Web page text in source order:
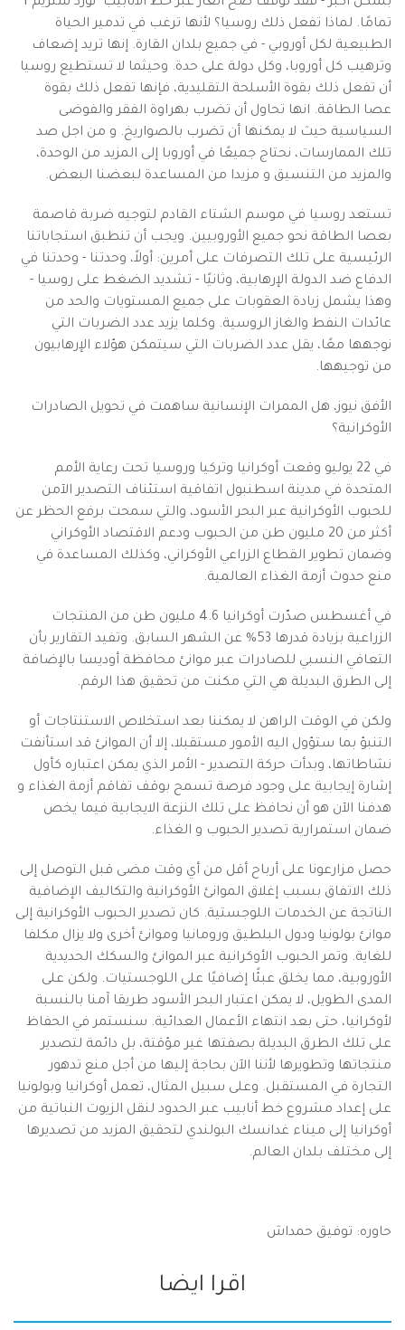
تمامًا. لماذا تفعل ذلك روسيا؟ لأنها ترغب في تدمير الحياة
الطبيعية لكل أوروبي - في جميع بلدان القارة. إنها تريد إضعاف
وترهيب كل أوروبا، وكل دولة على حدة. وحيثما لا تستطيع روسيا
أن تفعل ذلك بقوة الأسلحة التقليدية، فإنها تفعل ذلك بقوة
عصا الطاقة. انها تحاول أن تضرب بهراوة الفقر والفوضى
السياسية حيث لا يمكنها أن تضرب بالصواريخ. و من اجل صد
تلك الممارسات، نحتاج جميعًا في أوروبا إلى المزيد من الوحدة،
والمزيد من التنسيق و مزيدا من المساعدة لبعضنا البعض.
تستعد روسيا في موسم الشتاء القادم لتوجيه ضربة قاصمة
بعصا الطاقة نحو جميع الأوروبيين. ويجب أن تنطبق استجاباتنا
الرئيسية على تلك التصرفات على أمرين: أولاً، وحدتنا - وحدتنا في
الدفاع ضد الدولة الإرهابية، وثانيًا - تشديد الضغط على روسيا -
وهذا يشمل زيادة العقوبات على جميع المستويات والحد من
عائدات النفط والغاز الروسية. وكلما يزيد عدد الضربات التي
نوجهها معًا، يقل عدد الضربات التي سيتمكن هؤلاء الإرهابيون
من توجيهها.
الأفق نيوز، هل الممرات الإنسانية ساهمت في تحويل الصادرات
الأوكرانية؟
في 22 يوليو وقعت أوكرانيا وتركيا وروسيا تحت رعاية الأمم
المتحدة في مدينة اسطنبول اتفاقية استئناف التصدير الآمن
للحبوب الأوكرانية عبر البحر الأسود، والتي سمحت برفع الحظر عن
أكثر من 20 مليون طن من الحبوب ودعم الاقتصاد الأوكراني
وضمان تطوير القطاع الزراعي الأوكراني، وكذلك المساعدة في
منع حدوث أزمة الغذاء العالمية.
في أغسطس صدّرت أوكرانيا 4.6 مليون طن من المنتجات
الزراعية بزيادة قدرها 53% عن الشهر السابق. وتفيد التقارير بأن
التعافي النسبي للصادرات عبر موانئ محافظة أوديسا بالإضافة
إلى الطرق البديلة هي التي مكنت من تحقيق هذا الرقم.
ولكن في الوقت الراهن لا يمكننا بعد استخلاص الاستنتاجات أو
التنبؤ بما ستؤول اليه الأمور مستقبلا، إلا أن الموانئ قد استأنفت
نشاطاتها، وبدأت حركة التصدير - الأمر الذي يمكن اعتباره كأول
إشارة إيجابية على وجود فرصة تسمح بوقف تفاقم أزمة الغذاء و
هدفنا الآن هو أن نحافظ على تلك النزعة الايجابية فيما يخص
ضمان استمرارية تصدير الحبوب و الغذاء.
حصل مزارعونا على أرباح أقل من أي وقت مضى قبل التوصل إلى
ذلك الاتفاق بسبب إغلاق الموانئ الأوكرانية والتكاليف الإضافية
الناتجة عن الخدمات اللوجستية. كان تصدير الحبوب الأوكرانية إلى
موانئ بولونيا ودول البلطيق ورومانيا وموانئ أخرى ولا يزال مكلفا
للغاية. وتمر الحبوب الأوكرانية عبر الموانئ والسكك الحديدية
الأوروبية، مما يخلق عبئًا إضافيًا على اللوجستيات. ولكن على
المدى الطويل، لا يمكن اعتبار البحر الأسود طريقا آمنا بالنسبة
لأوكرانيا، حتى بعد انتهاء الأعمال العدائية. سنستمر في الحفاظ
على تلك الطرق البديلة بصفتها غير مؤقتة، بل دائمة لتصدير
منتجاتها وتطويرها لأننا الآن بحاجة إليها من أجل منع تدهور
التجارة في المستقبل. وعلى سبيل المثال، تعمل أوكرانيا وبولونيا
على إعداد مشروع خط أنابيب عبر الحدود لنقل الزيوت النباتية من
أوكرانيا إلى ميناء غدانسك البولندي لتحقيق المزيد من تصديرها
إلى مختلف بلدان العالم.
حاوره: توفيق حمداش
اقرا ايضا